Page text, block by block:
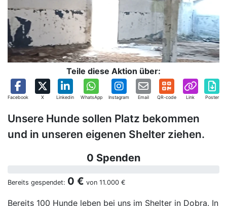
Teile diese Aktion über:
Facebook X Linkedin WhatsApp Instagram Email QR-code Link Poster
Unsere Hunde sollen Platz bekommen
und in unseren eigenen Shelter ziehen.
0 Spenden
Bereits gespendet: 0 € von 11.000 €
Bereits 100 Hunde leben bei uns im Shelter in Dobra. In